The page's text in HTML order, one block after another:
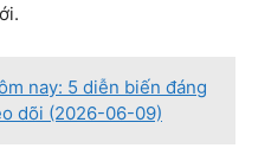
nay: 5 diễn biến đáng
dõi (2026-06-09)